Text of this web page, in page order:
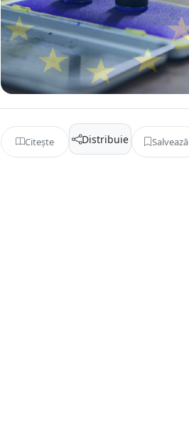
Citește Distribuie Salvează